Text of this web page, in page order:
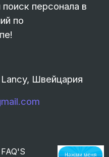
персонала в
по
Lancy, Швейцария
FAQ'S